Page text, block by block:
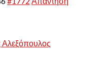
Αλεξόπουλος